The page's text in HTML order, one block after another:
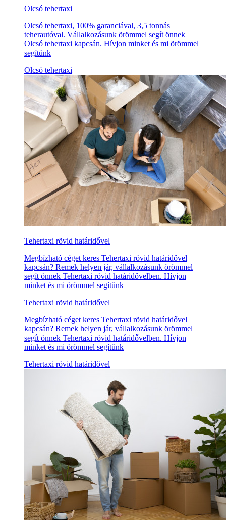
Olcsó tehertaxi
Olcsó tehertaxi, 100% garanciával, 3,5 tonnás
teherautóval. Vállalkozásunk örömmel segít önnek
Olcsó tehertaxi kapcsán. Hívjon minket és mi örömmel
segítünk
Olcsó tehertaxi
Tehertaxi rövid határidővel
Megbízható céget keres Tehertaxi rövid határidővel
kapcsán? Remek helyen jár, vállalkozásunk örömmel
segít önnek Tehertaxi rövid határidővelben. Hívjon
minket és mi örömmel segítünk
Tehertaxi rövid határidővel
Megbízható céget keres Tehertaxi rövid határidővel
kapcsán? Remek helyen jár, vállalkozásunk örömmel
segít önnek Tehertaxi rövid határidővelben. Hívjon
minket és mi örömmel segítünk
Tehertaxi rövid határidővel